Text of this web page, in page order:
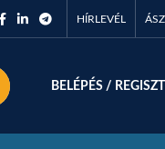
HÍRLEVÉL
BELÉPÉS /